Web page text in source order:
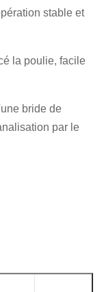
stable et
la poulie, facile
bride de
par le